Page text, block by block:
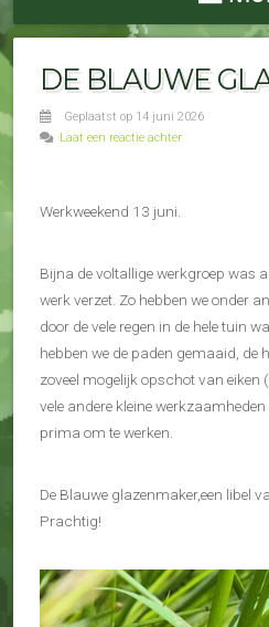
DE BLAUWE
Geplaatst op 14 juni 2026
Laat een reactie achter
Werkweekend 13 juni.
Bijna de voltallige werkgroep was
werk verzet. Zo hebben we onder
door de vele regen in de hele tuin
hebben we de paden gemaaid, de
zoveel mogelijk opschot van eiken
vele andere kleine
prima om te werken.
De Blauwe glazenmaker,een libel
Prachtig!